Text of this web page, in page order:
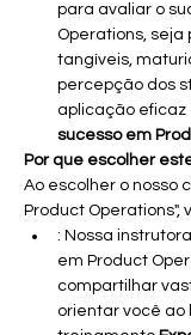
para avaliar o
Operations, seja
tangíveis,
percepção dos
aplicação eficaz
sucesso em
Por que escolher
Ao escolher o nosso
Product Operations",
: Nossa
em Product
compartilhar
orientar você ao